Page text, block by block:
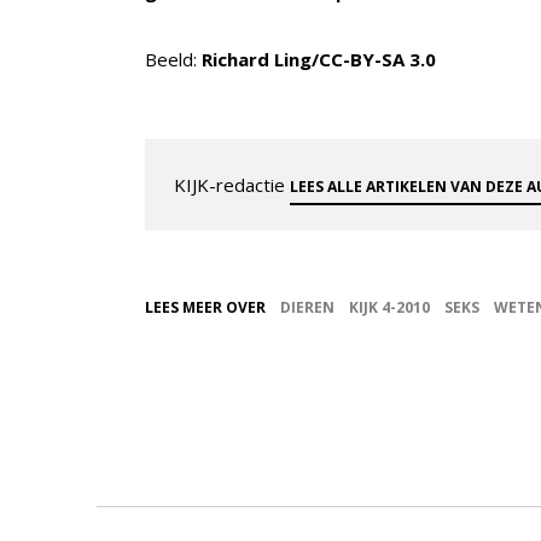
Beeld: Richard Ling/CC-BY-SA 3.0
KIJK-redactie LEES ALLE ARTIKELEN VAN DEZE
LEES MEER OVER DIEREN KIJK 4-2010 SEKS